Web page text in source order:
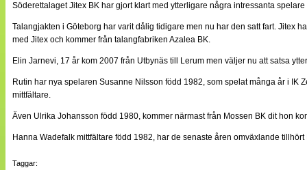
Bloggar
Lagen
Webb-TV
Medlemsbilder
NÄTverket
Split vision
Annonsera
Söderettalaget Jitex BK har gjort klart med ytterligare några intressanta
Talangjakten i Göteborg har varit dålig tidigare men nu har den satt fart. Jitex
med Jitex och kommer från talangfabriken Azalea BK.
Elin Jarnevi, 17 år kom 2007 från Utbynäs till Lerum men väljer nu att satsa
Rutin har nya spelaren Susanne Nilsson född 1982, som spelat många år i
mittfältare.
Även Ulrika Johansson född 1980, kommer närmast från Mossen BK dit hon
Hanna Wadefalk mittfältare född 1982, har de senaste åren omväxlande
Taggar: